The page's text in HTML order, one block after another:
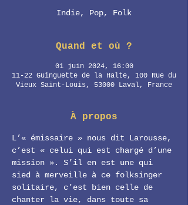
Indie, Pop, Folk
Quand et où ?
01 juin 2024, 16:00
11-22 Guinguette de la Halte, 100 Rue du
Vieux Saint-Louis, 53000 Laval, France
À propos
L’« émissaire » nous dit Larousse,
c’est « celui qui est chargé d’une
mission ». S’il en est une qui
sied à merveille à ce folksinger
solitaire, c’est bien celle de
chanter la vie, dans toute sa